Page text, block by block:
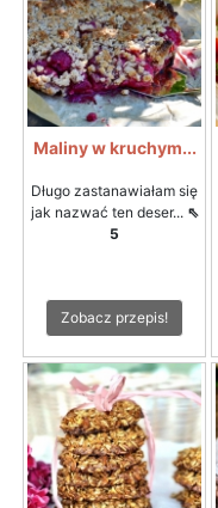
Maliny w kruchym...
Długo zastanawiałam się
jak nazwać ten deser... ⇖
5
Zobacz przepis!